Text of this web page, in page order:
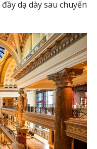
dạ dày sau chuyến